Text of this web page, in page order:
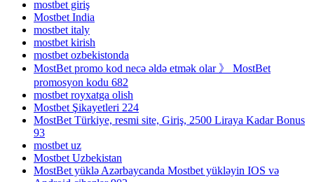
mostbet giriş
Mostbet India
mostbet italy
mostbet kirish
mostbet ozbekistonda
MostBet promo kod necə əldə etmək olar 》 MostBet
promosyon kodu 682
mostbet royxatga olish
Mostbet Şikayetleri 224
MostBet Türkiye, resmi site, Giriş, 2500 Liraya Kadar Bonus
93
mostbet uz
Mostbet Uzbekistan
MostBet yüklə Azərbaycanda Mostbet yükləyin IOS və